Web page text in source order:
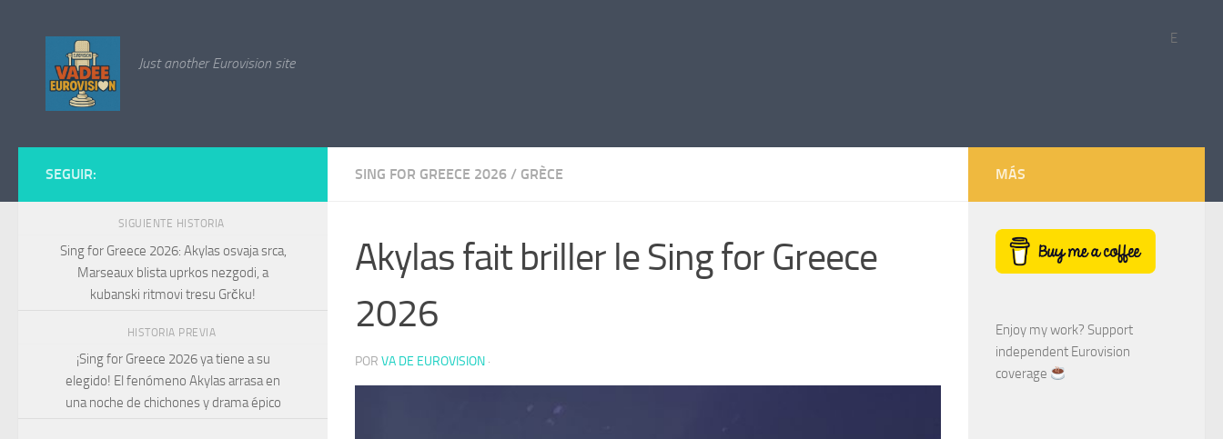
Just another Eurovision site
E
SING FOR GREECE 2026 / GRÈCE
Akylas fait briller le Sing for Greece
2026
POR VA DE EUROVISION ·
SEGUIR:
SIGUIENTE HISTORIA
Sing for Greece 2026: Akylas osvaja srca,
Marseaux blista uprkos nezgodi, a
kubanski ritmovi tresu Grčku!
HISTORIA PREVIA
¡Sing for Greece 2026 ya tiene a su
elegido! El fenómeno Akylas arrasa en
una noche de chichones y drama épico
MÁS
Enjoy my work? Support
independent Eurovision
coverage